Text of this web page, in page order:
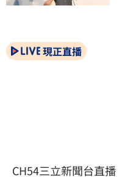
現正直播
CH54三立新聞台直播